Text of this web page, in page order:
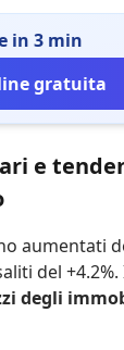
in 3 min
gratuita
e
aumentati
del +4.2%.
degli